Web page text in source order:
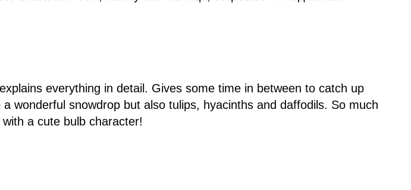
everything in detail. Gives some time in between to catch up
wonderful snowdrop but also tulips, hyacinths and daffodils. So much
a cute bulb character!